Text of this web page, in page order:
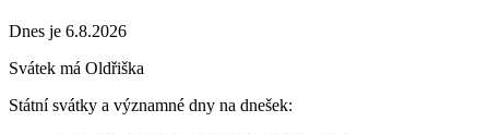
Dnes je 6.8.2026
Svátek má Oldřiška
Státní svátky a významné dny na dnešek: